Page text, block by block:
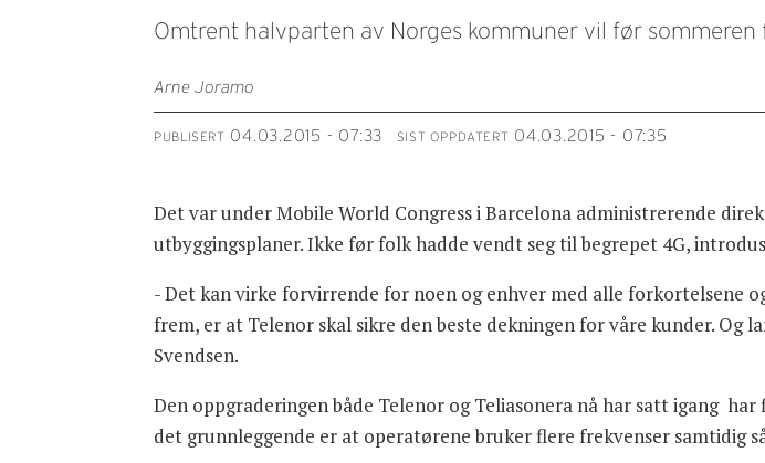
Omtrent halvparten av Norges kommuner vil før sommeren
Arne Joramo
PUBLISERT 04.03.2015 - 07:33 SIST OPPDATERT 04.03.2015 - 07:35
Det var under Mobile World Congress i Barcelona administrerende
utbyggingsplaner. Ikke før folk hadde vendt seg til begrepet 4G,
- Det kan virke forvirrende for noen og enhver med alle forkortelsene
frem, er at Telenor skal sikre den beste dekningen for våre kunder. Og
Svendsen.
Den oppgraderingen både Telenor og Teliasonera nå har satt igang
det grunnleggende er at operatørene bruker flere frekvenser samtidig